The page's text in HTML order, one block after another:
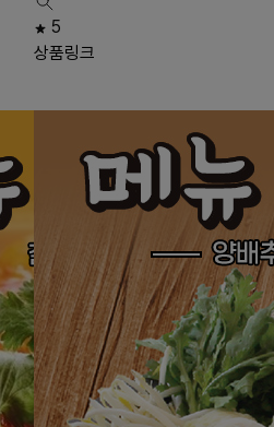
5
상품링크